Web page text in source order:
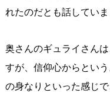
れたのだとも話していま
奥さんのギュライさん
すが、信仰心からとい
の身なりといった感じ